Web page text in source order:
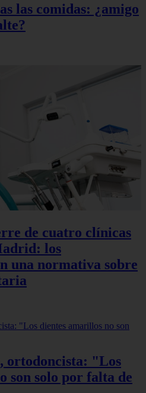
las comidas: ¿amigo
de cuatro clínicas
los
una normativa sobre
ortodoncista: "Los
son solo por falta de